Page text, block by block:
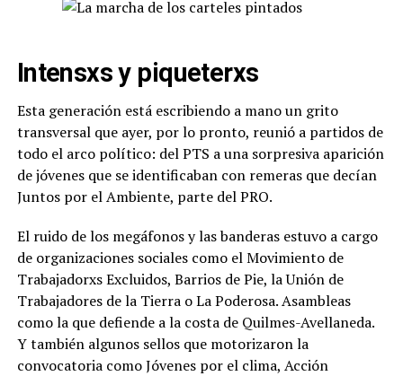
Intensxsy piqueterxs
Esta generación está escribiendo a mano un grito
transversal que ayer, por lo pronto, reunió a partidos de
todo el arco político: del PTS a una sorpresiva aparición
de jóvenes que se identificaban con remeras que decían
Juntos por el Ambiente, parte del PRO.
El ruido de los megáfonos y las banderas estuvo a cargo
de organizaciones sociales como el Movimiento de
Trabajadorxs Excluidos, Barrios de Pie, la Unión de
Trabajadores de la Tierra o La Poderosa. Asambleas
como la que defiende a la costa de Quilmes-Avellaneda.
Y también algunos sellos que motorizaron la
convocatoria como Jóvenes por el clima, Acción